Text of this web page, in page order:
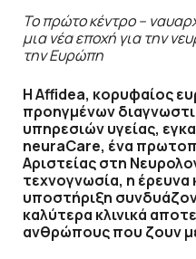
Το πρώτο κέντρο –
μια νέα εποχή για την
την Ευρώπη
Η Affidea, κορυφαίος
προηγμένων
υπηρεσιών υγείας,
neuraCare, ένα
Αριστείας στη
τεχνογνωσία, η έρευνα
υποστήριξη
καλύτερα κλινικά
ανθρώπους που ζουν